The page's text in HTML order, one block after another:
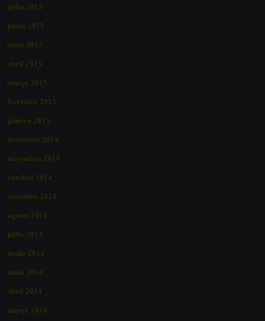
julho 2015
junho 2015
maio 2015
abril 2015
março 2015
fevereiro 2015
janeiro 2015
dezembro 2014
novembro 2014
outubro 2014
setembro 2014
agosto 2014
julho 2014
junho 2014
maio 2014
abril 2014
março 2014